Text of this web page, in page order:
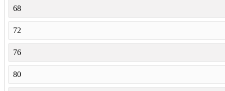
68
72
76
80